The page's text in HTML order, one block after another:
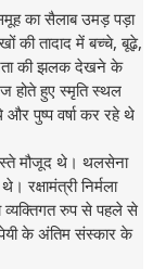
का सैलाब उमड़ पड़ा
की तादाद में बच्चे, बूढ़े,
नेता की झलक देखने के
होते हुए स्मृति स्थल
पुष्प वर्षा कर रहे थे
मौजूद थे। थलसेना
रक्षामंत्री निर्मला
व्यक्तिगत रुप से पहले से
के अंतिम संस्कार के